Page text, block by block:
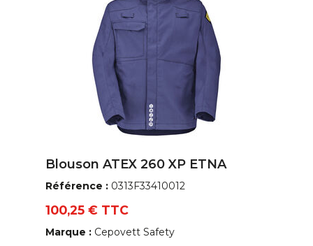
Blouson ATEX 260 XP ETNA
Référence : 0313F33410012
100,25 € TTC
Marque : Cepovett Safety